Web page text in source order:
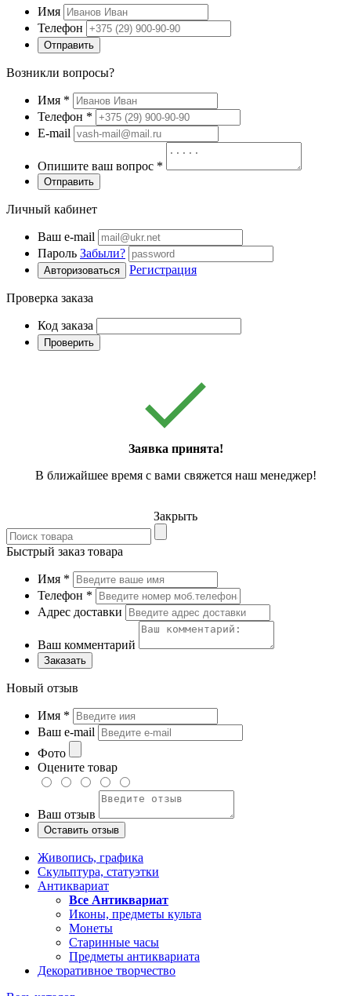
Имя
Телефон
Отправить
Возникли вопросы?
Имя *
Телефон *
E-mail
Опишите ваш вопрос *
Отправить
Личный кабинет
Ваш e-mail
Пароль Забыли?
Авторизоваться Регистрация
Проверка заказа
Код заказа
Проверить
Заявка принята!
В ближайшее время с вами свяжется наш менеджер!
Закрыть
Быстрый заказ товара
Имя *
Телефон *
Адрес доставки
Ваш комментарий
Заказать
Новый отзыв
Имя *
Ваш e-mail
Фото
Оцените товар
Ваш отзыв
Живопись, графика
Скульптура, статуэтки
Антиквариат
Все Антиквариат
Иконы, предметы культа
Монеты
Старинные часы
Предметы антиквариата
Декоративное творчество